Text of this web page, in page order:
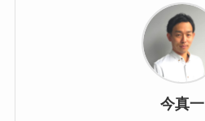
今真一